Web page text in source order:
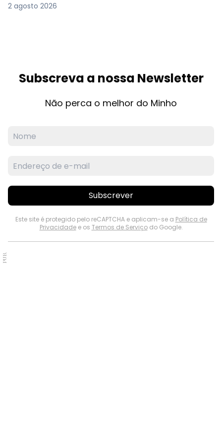
2 agosto 2026
Subscreva a nossa Newsletter
Não perca o melhor do Minho
Subscrever
Este site é protegido pelo reCAPTCHA e aplicam-se a Política de
Privacidadee os Termos de Serviçodo Google.
PUB.